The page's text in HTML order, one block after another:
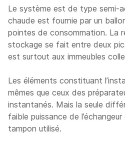
Le système est de type semi-
chaude est fournie par un
pointes de consommation. La
stockage se fait entre deux
est surtout aux immeubles
Les éléments constituant
mêmes que ceux des
instantanés. Mais la seule
faible puissance de
tampon utilisé.